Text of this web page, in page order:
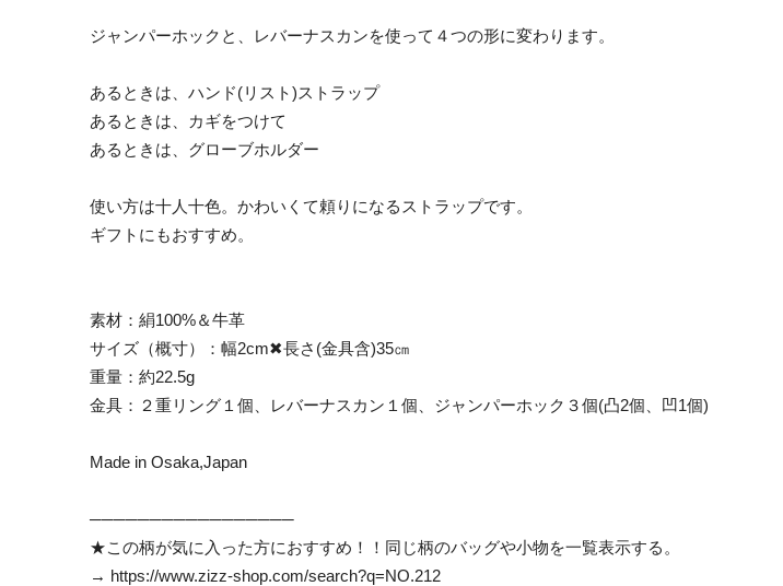
ジャンパーホックと、レバーナスカンを使って４つの形に変わります。
あるときは、ハンド(リスト)ストラップ
あるときは、カギをつけて
あるときは、グローブホルダー
使い方は十人十色。かわいくて頼りになるストラップです。
ギフトにもおすすめ。
素材：絹100%＆牛革
サイズ（概寸）：幅2cm✖長さ(金具含)35㎝
重量：約22.5g
金具：２重リング１個、レバーナスカン１個、ジャンパーホック３個(凸2個、凹1個)
Made in Osaka,Japan
─────────────────
★この柄が気に入った方におすすめ！！同じ柄のバッグや小物を一覧表示する。
→ https://www.zizz-shop.com/search?q=NO.212